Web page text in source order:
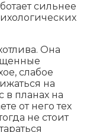
сильнее
Она
слабое
на
в планах на
от него тех
не стоит